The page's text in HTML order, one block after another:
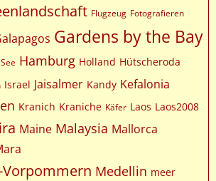
Flugzeug Fotografieren
Gardens by the Bay
Hamburg Holland Hütscheroda
Israel Jaisalmer Kandy Kefalonia
Kranich Kraniche Käfer Laos Laos2008
Maine Malaysia Mallorca
Medellin meer